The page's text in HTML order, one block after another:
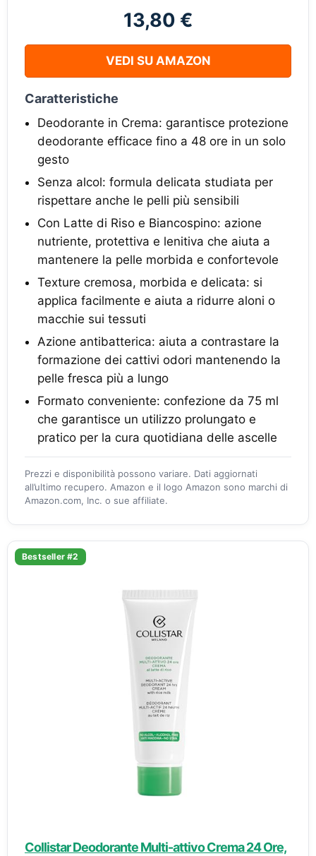
13,80 €
VEDI SU AMAZON
Caratteristiche
Deodorante in Crema: garantisce protezione
deodorante efficace fino a 48 ore in un solo
gesto
Senza alcol: formula delicata studiata per
rispettare anche le pelli più sensibili
Con Latte di Riso e Biancospino: azione
nutriente, protettiva e lenitiva che aiuta a
mantenere la pelle morbida e confortevole
Texture cremosa, morbida e delicata: si
applica facilmente e aiuta a ridurre aloni o
macchie sui tessuti
Azione antibatterica: aiuta a contrastare la
formazione dei cattivi odori mantenendo la
pelle fresca più a lungo
Formato conveniente: confezione da 75 ml
che garantisce un utilizzo prolungato e
pratico per la cura quotidiana delle ascelle
Prezzi e disponibilità possono variare. Dati aggiornati
all’ultimo recupero. Amazon e il logo Amazon sono marchi di
Amazon.com, Inc. o sue affiliate.
Bestseller #2
Collistar Deodorante Multi-attivo Crema 24 Ore,